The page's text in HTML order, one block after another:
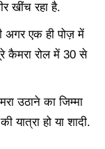
खींच रहा है.
अगर एक ही पोज़ में
कैमरा रोल में 30 से
उठाने का जिम्मा
यात्रा हो या शादी.